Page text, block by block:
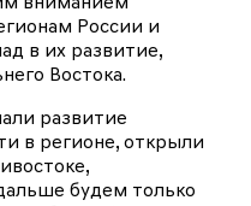
России и
в их развитие,
Востока.
развитие
в регионе, открыли
будем только